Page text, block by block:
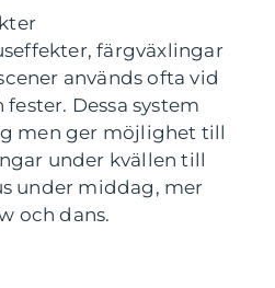
färgväxlingar
används ofta vid
Dessa system
men ger möjlighet till
under kvällen till
under middag, mer
och dans.